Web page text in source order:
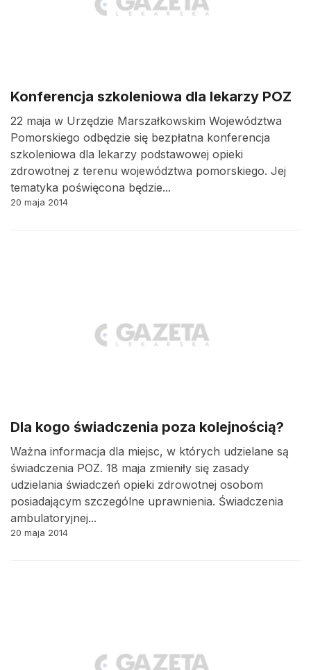
Konferencja szkoleniowa dla lekarzy POZ
22 maja w Urzędzie Marszałkowskim Województwa
Pomorskiego odbędzie się bezpłatna konferencja
szkoleniowa dla lekarzy podstawowej opieki
zdrowotnej z terenu województwa pomorskiego. Jej
tematyka poświęcona będzie...
20 maja 2014
Dla kogo świadczenia poza kolejnością?
Ważna informacja dla miejsc, w których udzielane są
świadczenia POZ. 18 maja zmieniły się zasady
udzielania świadczeń opieki zdrowotnej osobom
posiadającym szczególne uprawnienia. Świadczenia
ambulatoryjnej...
20 maja 2014